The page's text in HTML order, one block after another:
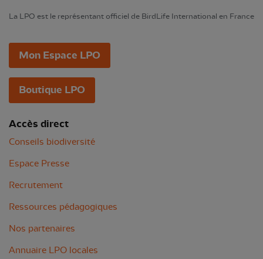
La LPO est le représentant officiel de BirdLife International en France
Mon Espace LPO
Boutique LPO
Accès direct
Conseils biodiversité
Espace Presse
Recrutement
Ressources pédagogiques
Nos partenaires
Annuaire LPO locales